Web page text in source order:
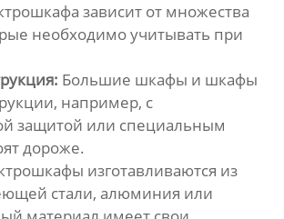
зависит от множества
необходимо учитывать при
Большие шкафы и шкафы
например, с
защитой или специальным
дороже.
изготавливаются из
стали, алюминия или